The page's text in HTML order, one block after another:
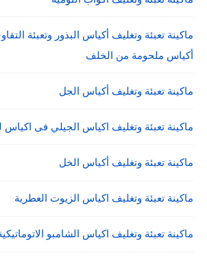
ماكينة تعبئة وتغليف أكياس البذور وتعبئة
أكياس ملحومة من الخلف
ماكينة تعبئة وتغليف أكياس الجل
ماكينة تعبئة وتغليف اكياس الجيلي فى
ماكينة تعبئة وتغليف أكياس الخل
ماكينة تعبئة وتغليف اكياس الزيوت العطرية
ماكينة تعبئة وتغليف اكياس الشامبو